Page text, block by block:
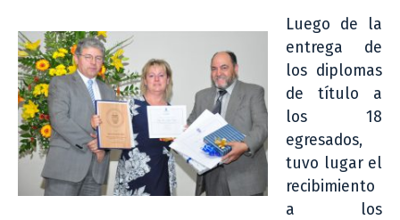
Luego de la
entrega de
los diplomas
de título a
los 18
egresados,
tuvo lugar el
recibimiento
a los